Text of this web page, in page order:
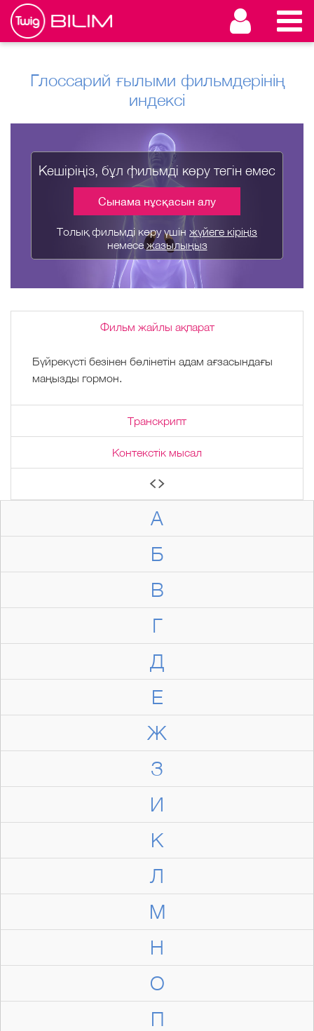
Глоссарий ғылыми фильмдерінің
индексі
А
Б
В
Г
Д
Е
Ж
З
И
К
Л
М
Н
О
П
Кешіріңіз, бұл фильмді көру тегін емес
Сынама нұсқасын алу
Толық фильмді көру үшін жүйеге кіріңіз
немесежазылыңыз
Фильм жайлы ақпарат
Бүйрекүсті безінен бөлінетін адам ағзасындағы
маңызды гормон.
Транскрипт
Контекстік мысал